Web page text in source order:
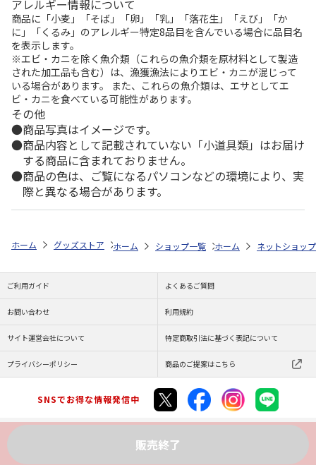
アレルギー情報について
商品に「小麦」「そば」「卵」「乳」「落花生」「えび」「か
に」「くるみ」のアレルギー特定8品目を含んでいる場合に品目名
を表示します。
※エビ・カニを除く魚介類（これらの魚介類を原材料として製造
された加工品も含む）は、漁獲漁法によりエビ・カニが混じって
いる場合があります。 また、これらの魚介類は、エサとしてエ
ビ・カニを食べている可能性があります。
その他
商品写真はイメージです。
商品内容として記載されていない「小道具類」はお届け
する商品に含まれておりません。
商品の色は、ご覧になるパソコンなどの環境により、実
際と異なる場合があります。
販売終了
ホーム グッズストア ハニーベアシリーズ ハニーベアシリーズ
ホーム ショップ一覧 ENGAWA ハニーベ
ホーム ネットショップ
ご利用ガイド よくあるご質問
お問い合わせ 利用規約
サイト運営会社について 特定商取引法に基づく表記について
プライバシーポリシー 商品のご提案はこちら
SNSでお得な情報発信中